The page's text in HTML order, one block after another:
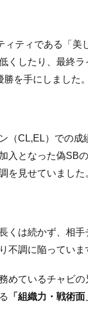
ティである「美
くしたり、最終
を手にしました。
（CL,EL）での成
入となった偽SB
を見せていました
くは続かず、相
不調に陥っていま
めているチャビ
「組織力・戦術